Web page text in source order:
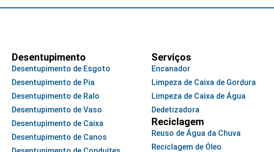
Desentupimento
Desentupimento de Esgoto
Desentupimento de Pia
Desentupimento de Ralo
Desentupimento de Vaso
Desentupimento de Caixa
Desentupimento de Canos
Serviços
Encanador
Limpeza de Caixa de Gordura
Limpeza de Caixa de Água
Dedetizadora
Reciclagem
Reuso de Água da Chuva
Reciclagem de Óleo